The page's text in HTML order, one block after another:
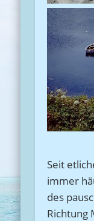
Seit
immer
des
Richtung